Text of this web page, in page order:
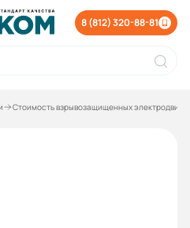
8 (812) 320-88-81
Стоимость взрывозащищенных